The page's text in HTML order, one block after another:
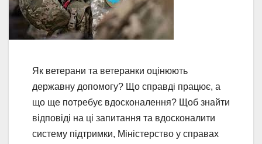
Як ветерани та ветеранки оцінюють
державну допомогу? Що справді працює, а
що ще потребує вдосконалення? Щоб знайти
відповіді на ці запитання та вдосконалити
систему підтримки, Міністерство у справах